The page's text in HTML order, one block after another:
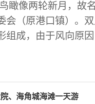
瞰像两轮新月，故
会（原港口镇）。
组成，由于风向原
、海角城海滩一天游